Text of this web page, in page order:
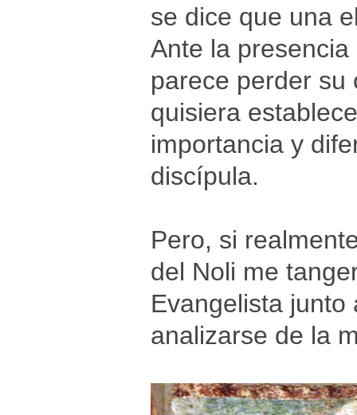
se dice que una
Ante la
parece perder su
quisiera
importancia y
discípula.
Pero, si
del Noli me
Evangelista
analizarse de la